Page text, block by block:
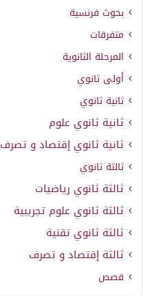
بحوث فرنسية
متفرقات
المرحلة الثانوية
أولى ثانوي
ثانية ثانوي
ثانية ثانوي علوم
ثانية ثانوي إقتصاد و تصرف
ثالثة ثانوي
ثالثة ثانوي رياضيات
ثالثة ثانوي علوم تجريبية
ثالثة ثانوي تقنية
ثالثة إقتصاد و تصرف
قصص